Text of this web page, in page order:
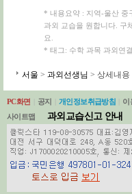
* 내용요약 : 지역-울산 중
과외 교습을 원합니다. 구
요.
* 태그: 수학 과목 과외연
서울 > 과외선생님 > 상세내용
PC화면 공지 개인정보취급방침 이
사이트맵
과외교습신고 안내